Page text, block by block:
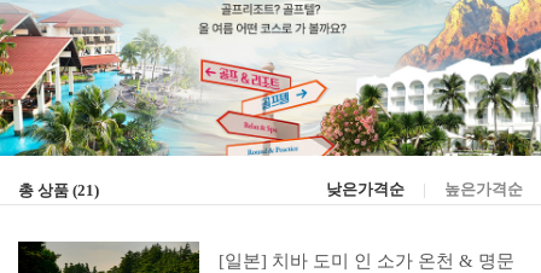
총 상품 (21) 높은가격순
|
낮은가격순
[일본] 치바 도미 인 소가 온천 & 명문